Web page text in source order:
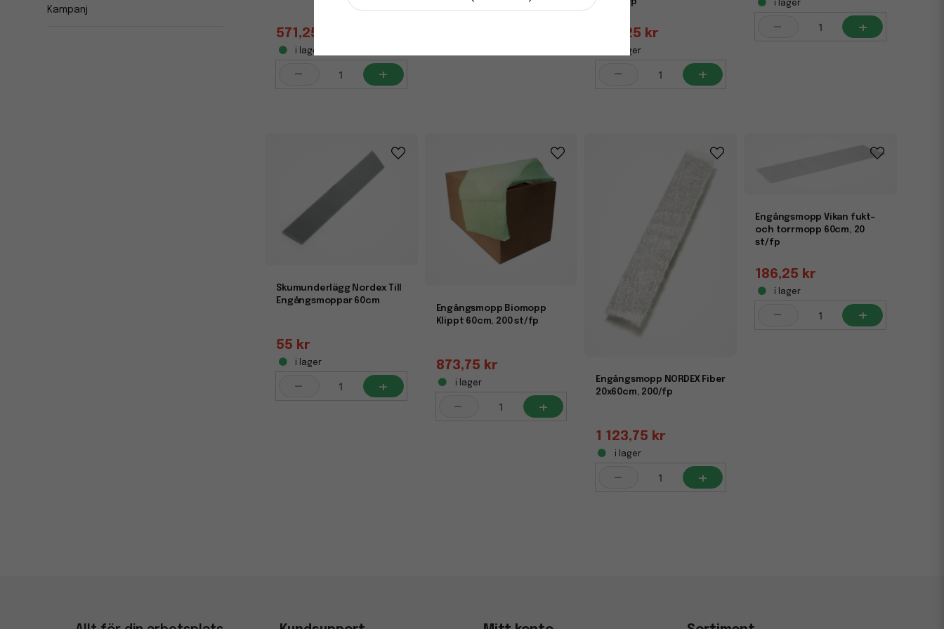
Kampanj
571,25 kr
i lager
- +
- +
206,25 kr
i lager
- +
i lager
- +
Skumunderlägg Nordex Till
Engångsmoppar 60cm
55 kr
i lager
- +
Engångsmopp Biomopp
Klippt 60cm, 200 st/fp
873,75 kr
i lager
- +
Engångsmopp NORDEX Fiber
20x60cm, 200/fp
1 123,75 kr
i lager
- +
Engångsmopp Vikan fukt-
och torrmopp 60cm, 20
st/fp
186,25 kr
i lager
- +